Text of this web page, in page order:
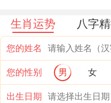
你猜怎么着?若
的，2025年里要
能增加遇到合适
属狗朋友,2025年
生肖运势 八字
您的姓名
您的性别 男 女
出生日期